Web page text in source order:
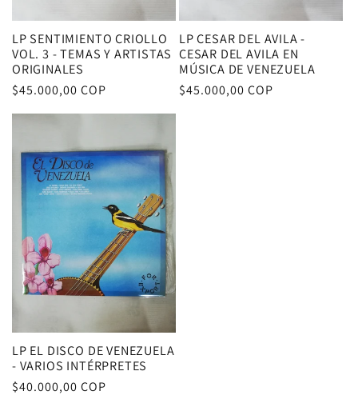
LP SENTIMIENTO CRIOLLO
VOL. 3 - TEMAS Y ARTISTAS
ORIGINALES
Precio
habitual
$45.000,00 COP
LP CESAR DEL AVILA -
CESAR DEL AVILA EN
MÚSICA DE VENEZUELA
Precio
$45.000,00 COP
LP EL DISCO DE VENEZUELA
- VARIOS INTÉRPRETES
Precio
$40.000,00 COP